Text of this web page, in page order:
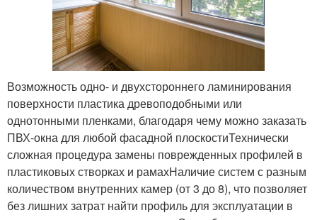
Возможность одно- и двухстороннего ламинирования
поверхности пластика древоподобными или
однотонными пленками, благодаря чему можно заказать
ПВХ-окна для любой фасадной плоскостиТехнически
сложная процедура замены поврежденных профилей в
пластиковых створках и рамахНаличие систем с разным
количеством внутренних камер (от 3 до 8), что позволяет
без лишних затрат найти профиль для эксплуатации в